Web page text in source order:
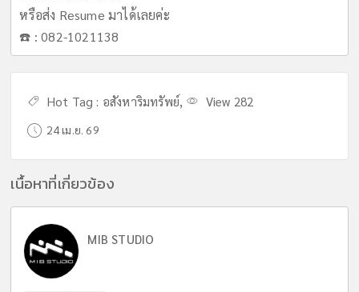
หรือส่ง Resume มาได้เลยค่ะ
☎️ : 082-1021138
Hot Tag : อสังหาริมทรัพย์, View 282
24 เม.ย. 69
เนื้อหาที่เกี่ยวข้อง
MIB STUDIO